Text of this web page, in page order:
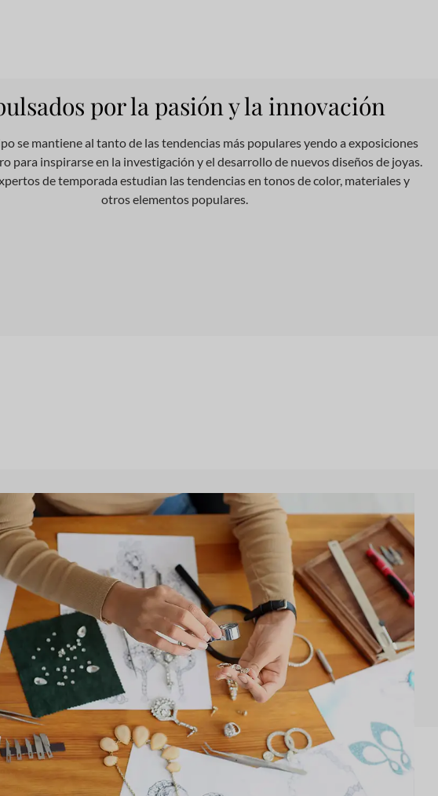
por la pasión y la innovación
se mantiene al tanto de las tendencias más populares yendo a exposiciones
para inspirarse en la investigación y el desarrollo de nuevos diseños de joyas.
de temporada estudian las tendencias en tonos de color, materiales y
otros elementos populares.